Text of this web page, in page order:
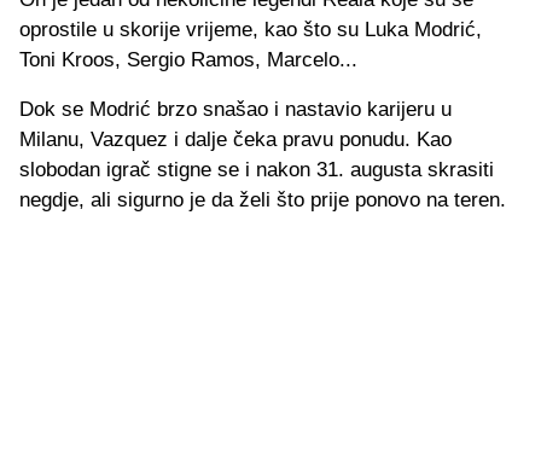
oprostile u skorije vrijeme, kao što su Luka Modrić,
Toni Kroos, Sergio Ramos, Marcelo...
Dok se Modrić brzo snašao i nastavio karijeru u
Milanu, Vazquez i dalje čeka pravu ponudu. Kao
slobodan igrač stigne se i nakon 31. augusta skrasiti
negdje, ali sigurno je da želi što prije ponovo na teren.